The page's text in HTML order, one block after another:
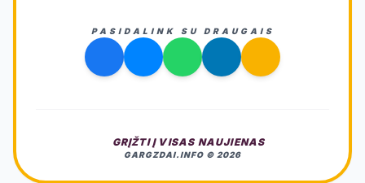
PASIDALINK SU DRAUGAIS
GRĮŽTI Į VISAS NAUJIENAS
GARGZDAI.INFO © 2026